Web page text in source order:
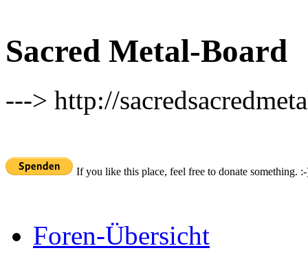
Sacred Metal-Board
---> http://
If you like this place, feel free to donate something.
Foren-Übersicht